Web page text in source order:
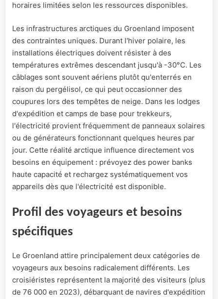
horaires limitées selon les ressources disponibles.
Les infrastructures arctiques du Groenland imposent
des contraintes uniques. Durant l'hiver polaire, les
installations électriques doivent résister à des
températures extrêmes descendant jusqu'à -30°C. Les
câblages sont souvent aériens plutôt qu'enterrés en
raison du pergélisol, ce qui peut occasionner des
coupures lors des tempêtes de neige. Dans les lodges
d'expédition et camps de base pour trekkeurs,
l'électricité provient fréquemment de panneaux solaires
ou de générateurs fonctionnant quelques heures par
jour. Cette réalité arctique influence directement vos
besoins en équipement : prévoyez des power banks
haute capacité et rechargez systématiquement vos
appareils dès que l'électricité est disponible.
Profil des voyageurs et besoins
spécifiques
Le Groenland attire principalement deux catégories de
voyageurs aux besoins radicalement différents. Les
croisiéristes représentent la majorité des visiteurs (plus
de 76 000 en 2023), débarquant de navires d'expédition